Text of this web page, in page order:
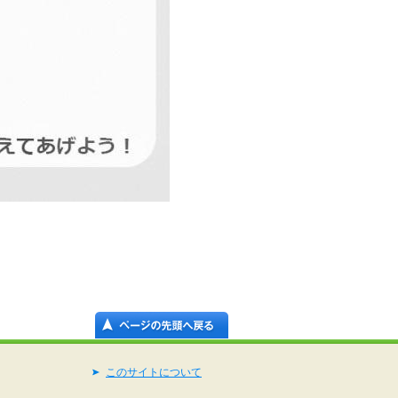
このサイトについて